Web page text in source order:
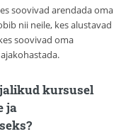
soovivad arendada oma
nii neile, kes alustavad
soovivad oma
kursusel
ja